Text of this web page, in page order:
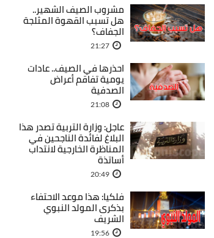
مشروب الصيف الشهير..
هل تسبب القهوة المثلجة
الجفاف؟
21:27
احذرها في الصيف.. عادات
يومية تفاقم أعراض
الصدفية
21:08
عاجل: وزارة التربية تصدر هذا
البلاغ لفائدة الناجحين في
المناظرة الخارجية لانتداب
أساتذة
20:49
فلكيا: هذا موعد الاحتفاء
بذكرى المولد النبوي
الشريف
19:56